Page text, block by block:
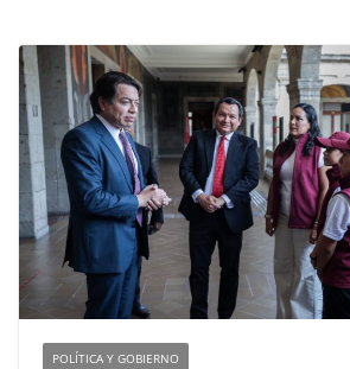
POLÍTICA Y GOBIERNO